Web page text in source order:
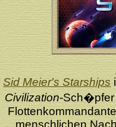
Sid Meier's Starships
Civilization-
menschlichen